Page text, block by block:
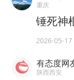
重庆
锤死神
2026-05-17
有态度网
陕西西安